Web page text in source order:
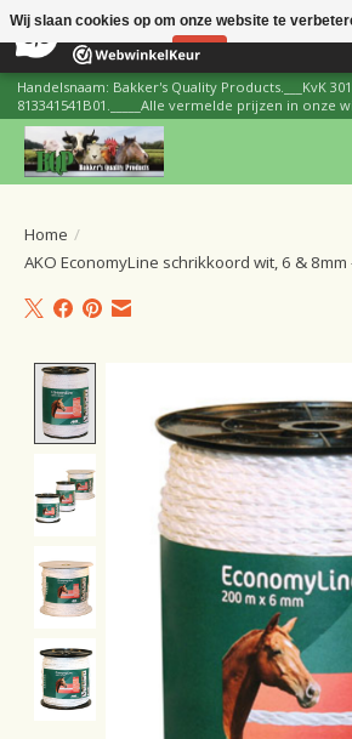
206 Reviews
Handelsnaam: Bakker's Quality Products.___KvK
813341541B01._____Alle vermelde prijzen in onze
Home /
AKO EconomyLine schrikkoord wit, 6 &
Wij slaan cookies op om onze website te
Nee